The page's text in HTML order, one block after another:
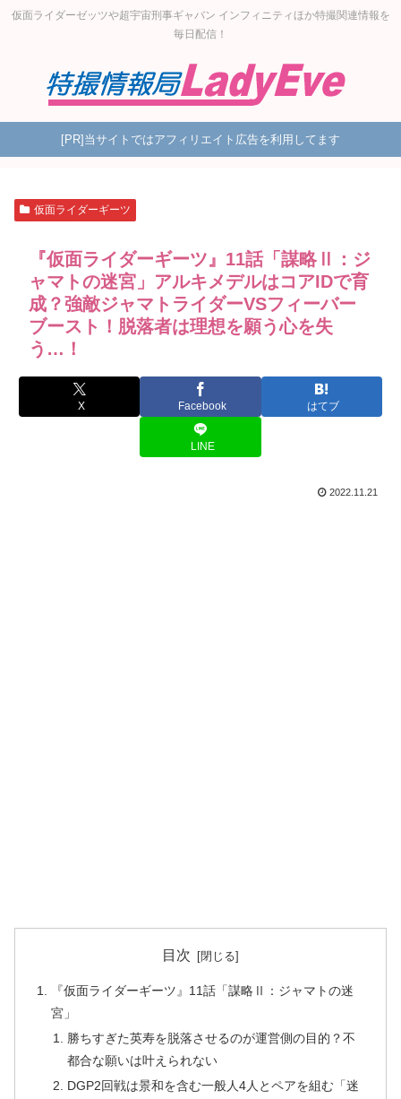
仮面ライダーゼッツや超宇宙刑事ギャバン インフィニティほか特撮関連情報を
毎日配信！
[PR]当サイトではアフィリエイト広告を利用してます
仮面ライダーギーツ
『仮面ライダーギーツ』11話「謀略Ⅱ：ジ
ャマトの迷宮」アルキメデルはコアIDで育
成？強敵ジャマトライダーVSフィーバー
ブースト！脱落者は理想を願う心を失
う…！
X Facebook はてブ
LINE
2022.11.21
目次
『仮面ライダーギーツ』11話「謀略Ⅱ：ジャマトの迷
宮」
勝ちすぎた英寿を脱落させるのが運営側の目的？不
都合な願いは叶えられない
DGP2回戦は景和を含む一般人4人とペアを組む「迷